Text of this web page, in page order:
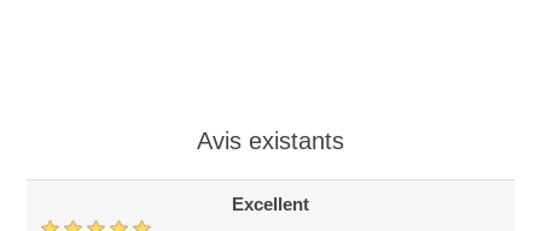
Avis existants
Excellent